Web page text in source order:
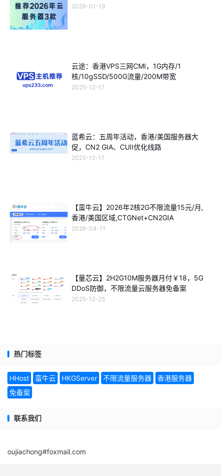
2026-01-19
云途：香港VPS三网CMI，1G内存/1
核/10gSSD/500G流量/200M带宽
2025-12-17
蓝希云：五周年活动，香港/美国服务器大
促，CN2 GIA、CUII优化线路
2025-12-17
【蛮牛云】2026年2核2G不限流量15元/月,
香港/美国区域,CTGNet+CN2GIA
2026-04-11
【量芯云】2H2G10M服务器月付￥18，5G
DDoS防御，不限流量云服务器免备案
2025-12-25
热门标签
HHost 蛮牛云 HKGServer 不限流量服务器
香港服务器
免备案
联系我们
oujiachong#foxmail.com